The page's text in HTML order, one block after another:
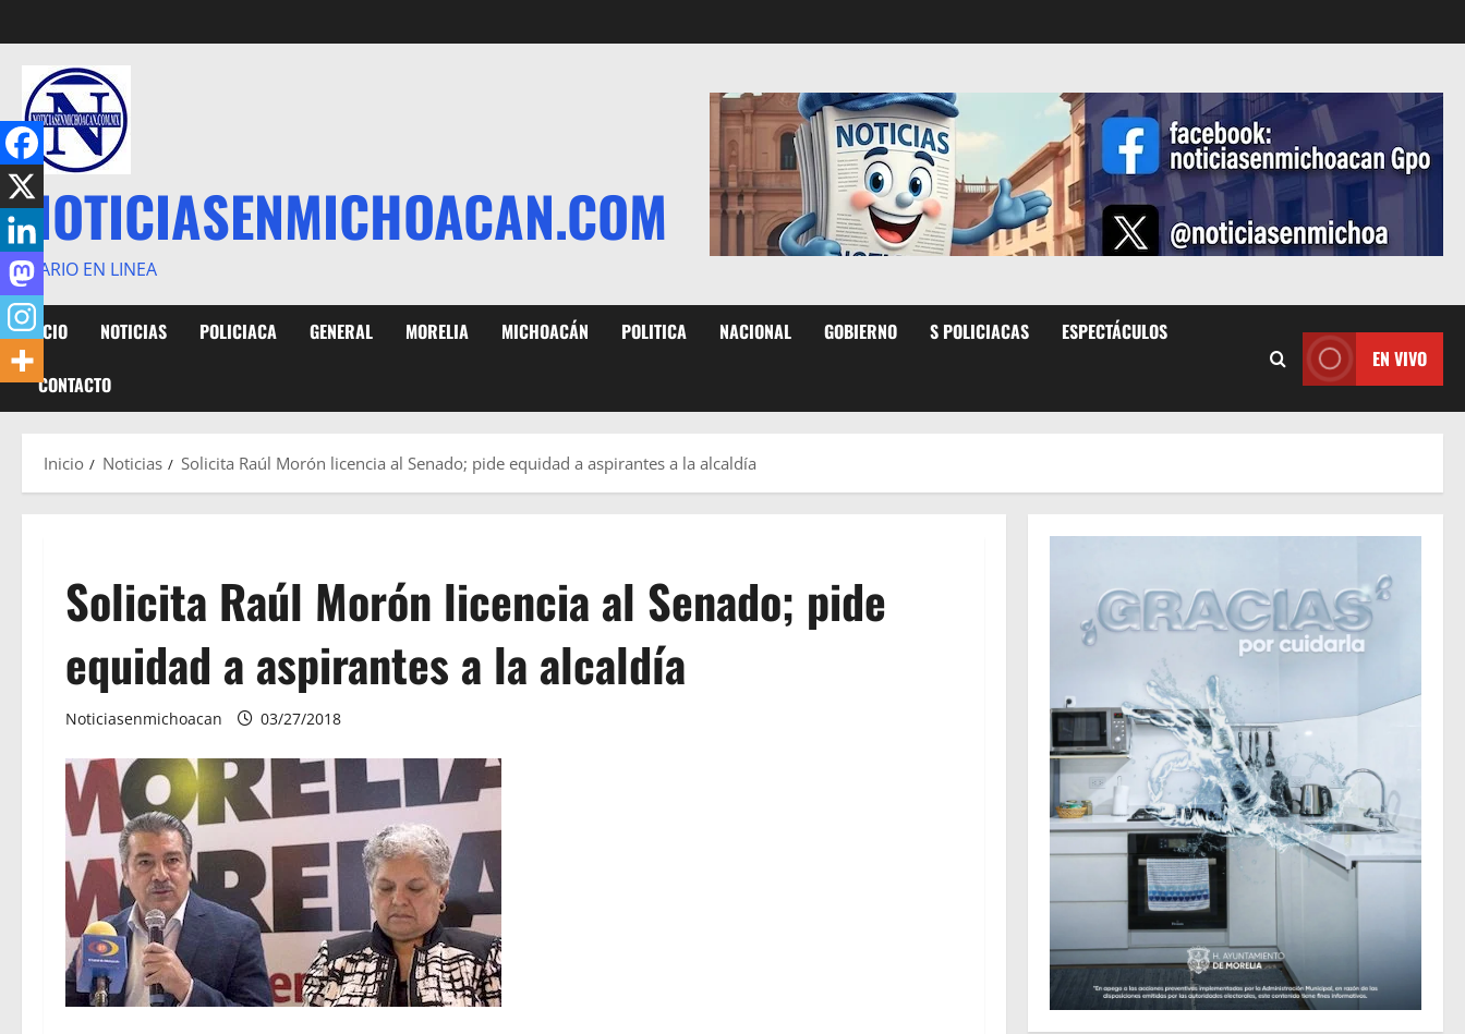
al
contenido
NOTICIASENMICHOACAN.COM
DIARIO EN LINEA
INICIO NOTICIAS POLICIACA GENERAL MORELIA MICHOACÁN POLITICA NACIONAL GOBIERNO S POLICIACAS ESPECTÁCULOS
CONTACTO
EN VIVO
Inicio Noticias Solicita Raúl Morón licencia al Senado; pide equidad a aspirantes a la alcaldía
Solicita Raúl Morón licencia al Senado; pide
equidad a aspirantes a la alcaldía
Noticiasenmichoacan 03/27/2018